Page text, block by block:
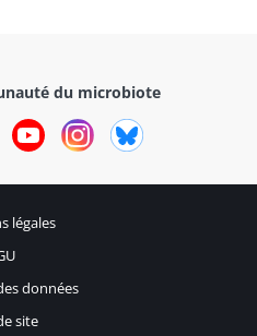
du microbiote
LinkedInYouTubeInstagram
légales
données
site